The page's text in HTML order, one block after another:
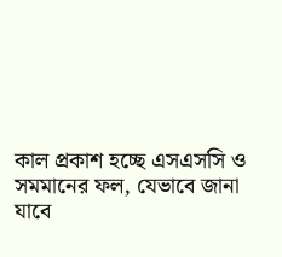
কাল প্রকাশ হচ্ছে এসএসসি ও
সমমানের ফল, যেভাবে জানা
যাবে